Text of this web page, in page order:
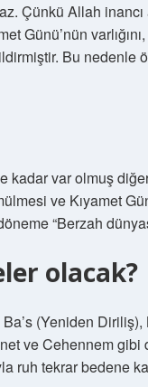
Çünkü Allah
Günü’nün
Bu nedenle
kadar var olmuş
ve Kıyamet
“Berzah
olacak?
(Yeniden Diriliş),
ve Cehennem
ruh tekrar bedene